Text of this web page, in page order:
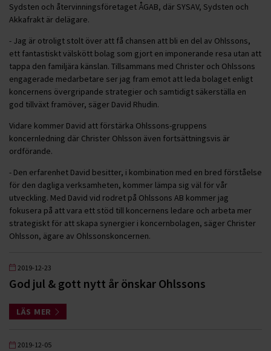
Sydsten och återvinningsföretaget ÅGAB, där SYSAV, Sydsten och
Akkafrakt är delägare.
- Jag är otroligt stolt över att få chansen att bli en del av Ohlssons,
ett fantastiskt välskött bolag som gjort en imponerande resa utan att
tappa den familjära känslan. Tillsammans med Christer och Ohlssons
engagerade medarbetare ser jag fram emot att leda bolaget enligt
koncernens övergripande strategier och samtidigt säkerställa en
god tillväxt framöver, säger David Rhudin.
Vidare kommer David att förstärka Ohlssons-gruppens
koncernledning där Christer Ohlsson även fortsättningsvis är
ordförande.
- Den erfarenhet David besitter, i kombination med en bred förståelse
för den dagliga verksamheten, kommer lämpa sig väl för vår
utveckling. Med David vid rodret på Ohlssons AB kommer jag
fokusera på att vara ett stöd till koncernens ledare och arbeta mer
strategiskt för att skapa synergier i koncernbolagen, säger Christer
Ohlsson, ägare av Ohlssonskoncernen.
2019-12-23
God jul & gott nytt år önskar Ohlssons
LÄS MER
2019-12-05